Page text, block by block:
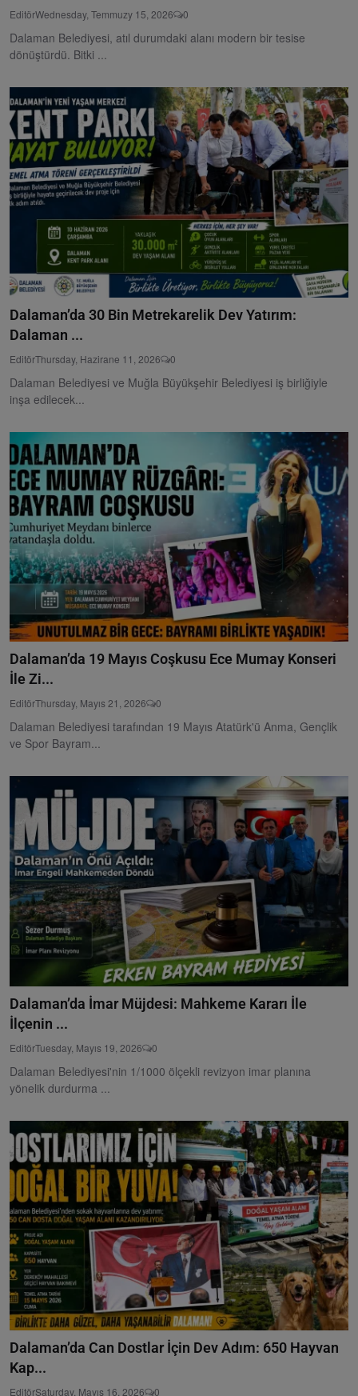
EditörWednesday, Temmuzy 15, 2026 0
Dalaman Belediyesi, atıl durumdaki alanı modern bir tesise
dönüştürdü. Bitki ...
Dalaman’da 30 Bin Metrekarelik Dev Yatırım:
Dalaman ...
EditörThursday, Hazirane 11, 2026 0
Dalaman Belediyesi ve Muğla Büyükşehir Belediyesi iş birliğiyle
inşa edilecek...
Dalaman’da 19 Mayıs Coşkusu Ece Mumay Konseri
İle Zi...
EditörThursday, Mayıs 21, 2026 0
Dalaman Belediyesi tarafından 19 Mayıs Atatürk'ü Anma, Gençlik
ve Spor Bayram...
Dalaman’da İmar Müjdesi: Mahkeme Kararı İle
İlçenin ...
EditörTuesday, Mayıs 19, 2026 0
Dalaman Belediyesi'nin 1/1000 ölçekli revizyon imar planına
yönelik durdurma ...
Dalaman’da Can Dostlar İçin Dev Adım: 650 Hayvan
Kap...
EditörSaturday, Mayıs 16, 2026 0